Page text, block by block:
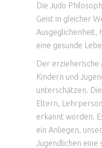
Die Judo
Geist in gleicher
Ausgeglichenheit,
eine gesunde
Der erzieherische
Kindern und
unterschätzen.
Eltern,
erkannt worden.
ein Anliegen,
Jugendlichen eine